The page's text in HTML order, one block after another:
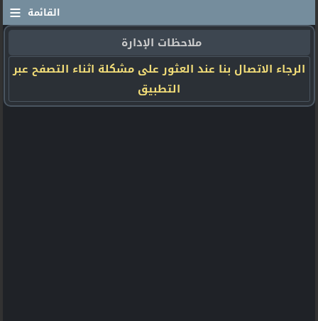
≡ القائمة
ملاحظات الإدارة
الرجاء الاتصال بنا عند العثور على مشكلة اثناء التصفح عبر
التطبيق